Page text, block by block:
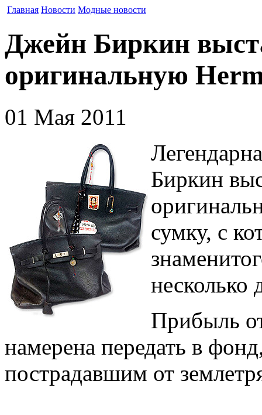
Главная Новости Модные новости
Джейн Биркин
оригинальную
01 Мая 2011
Биркин
сумку, с
несколько
Прибыль
намерена передать в
пострадавшим от